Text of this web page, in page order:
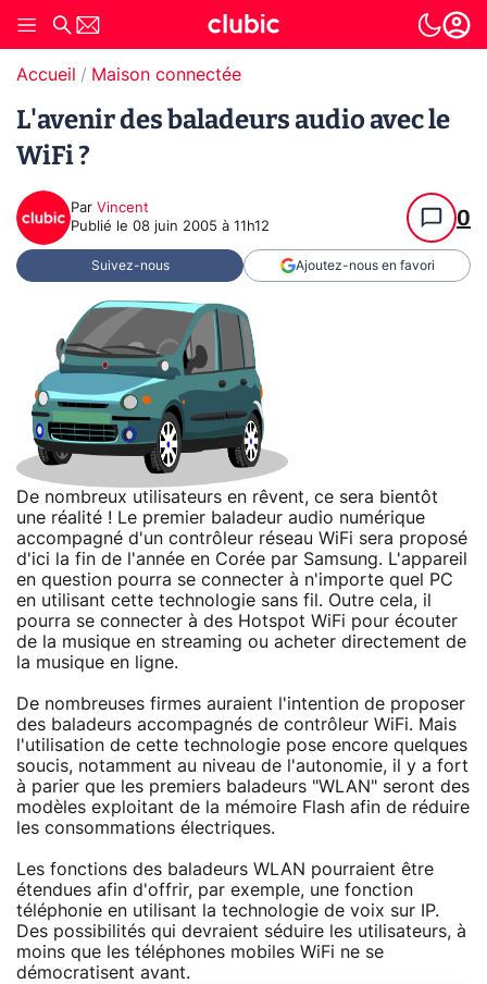
Accueil Maison connectée
L'avenir des baladeurs audio avec le
WiFi ?
Par Vincent
Publié le 08 juin 2005 à 11h12 0
Suivez-nous Ajoutez-nous en favori
De nombreux utilisateurs en rêvent, ce sera bientôt
une réalité ! Le premier baladeur audio numérique
accompagné d'un contrôleur réseau WiFi sera proposé
d'ici la fin de l'année en Corée par Samsung. L'appareil
en question pourra se connecter à n'importe quel PC
en utilisant cette technologie sans fil. Outre cela, il
pourra se connecter à des Hotspot WiFi pour écouter
de la musique en streaming ou acheter directement de
la musique en ligne.
De nombreuses firmes auraient l'intention de proposer
des baladeurs accompagnés de contrôleur WiFi. Mais
l'utilisation de cette technologie pose encore quelques
soucis, notamment au niveau de l'autonomie, il y a fort
à parier que les premiers baladeurs "WLAN" seront des
modèles exploitant de la mémoire Flash afin de réduire
les consommations électriques.
Les fonctions des baladeurs WLAN pourraient être
étendues afin d'offrir, par exemple, une fonction
téléphonie en utilisant la technologie de voix sur IP.
Des possibilités qui devraient séduire les utilisateurs, à
moins que les téléphones mobiles WiFi ne se
démocratisent avant.